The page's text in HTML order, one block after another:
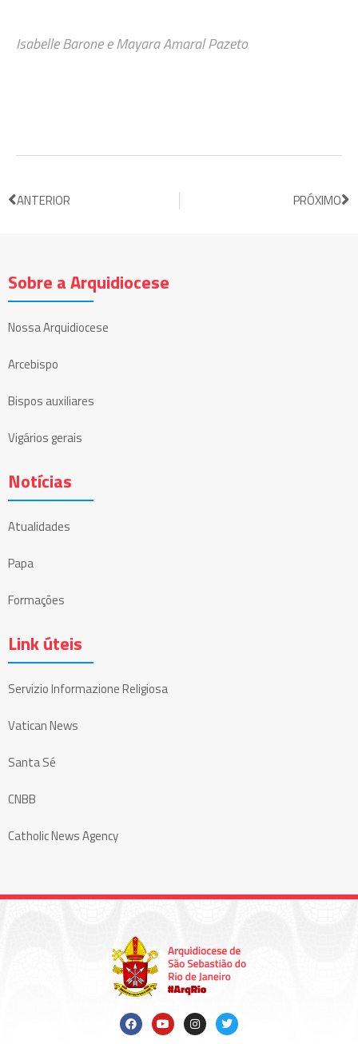
Isabelle Barone e Mayara Amaral Pazeto
ANTERIOR PRÓXIMO
Sobre a Arquidiocese
Nossa Arquidiocese
Arcebispo
Bispos auxiliares
Vigários gerais
Notícias
Atualidades
Papa
Formações
Link úteis
Servizio Informazione Religiosa
Vatican News
Santa Sé
CNBB
Catholic News Agency